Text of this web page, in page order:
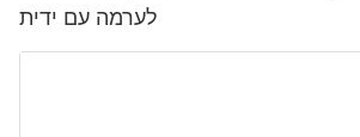
לערמה עם ידית